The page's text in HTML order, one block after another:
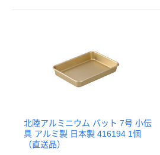
北陸アルミニウム バット 7号 小伝
具 アルミ製 日本製 416194 1個
（直送品）